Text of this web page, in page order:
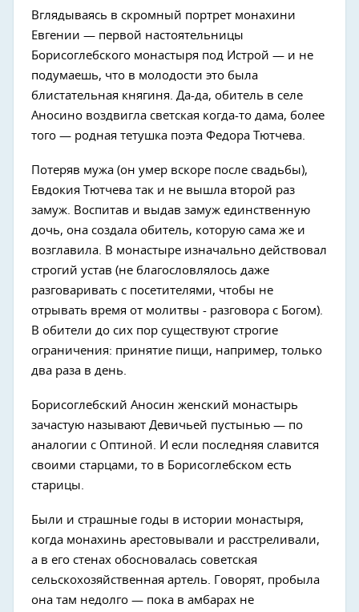
Вглядываясь в скромный портрет монахини
Евгении — первой настоятельницы
Борисоглебского монастыря под Истрой — и не
подумаешь, что в молодости это была
блистательная княгиня. Да-да, обитель в селе
Аносино воздвигла светская когда-то дама, более
того — родная тетушка поэта Федора Тютчева.
Потеряв мужа (он умер вскоре после свадьбы),
Евдокия Тютчева так и не вышла второй раз
замуж. Воспитав и выдав замуж единственную
дочь, она создала обитель, которую сама же и
возглавила. В монастыре изначально действовал
строгий устав (не благословлялось даже
разговаривать с посетителями, чтобы не
отрывать время от молитвы - разговора с Богом).
В обители до сих пор существуют строгие
ограничения: принятие пищи, например, только
два раза в день.
Борисоглебский Аносин женский монастырь
зачастую называют Девичьей пустынью — по
аналогии с Оптиной. И если последняя славится
своими старцами, то в Борисоглебском есть
старицы.
Были и страшные годы в истории монастыря,
когда монахинь арестовывали и расстреливали,
а в его стенах обосновалась советская
сельскохозяйственная артель. Говорят, пробыла
она там недолго — пока в амбарах не